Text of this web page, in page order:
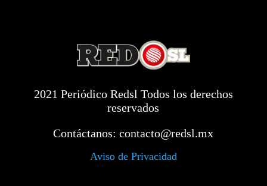
2021 Periódico Redsl Todos los derechos
reservados
Contáctanos:contacto@redsl.mx
Aviso de Privacidad